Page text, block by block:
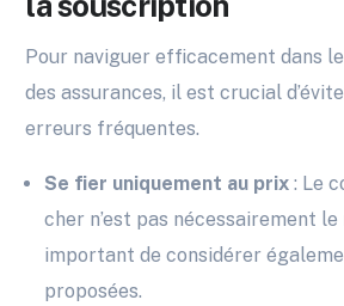
Pour naviguer efficacement dans
des assurances, il est crucial
erreurs fréquentes.
Se fier uniquement au prix : Le
cher n’est pas nécessairement
important de considérer
proposées.